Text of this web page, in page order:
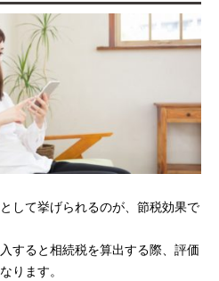
して挙げられるのが、節税効果で
すると相続税を算出する際、評価
ります。